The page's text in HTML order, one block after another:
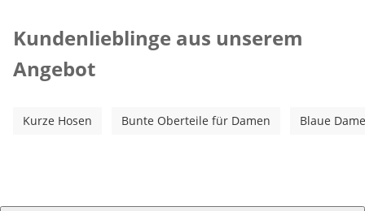
Kundenlieblinge aus unserem
Angebot
Kurze Hosen Bunte Oberteile für Damen Blaue